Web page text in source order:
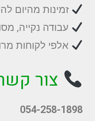
זמינות מהיום
עבודה נקייה,
אלפי לקוחות
צור
054-258-1898